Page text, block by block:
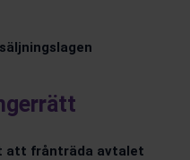
att frånträda avtalet